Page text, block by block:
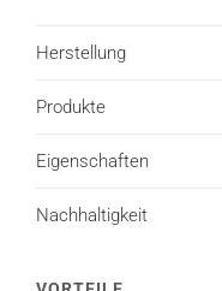
Herstellung
Produkte
Eigenschaften
Nachhaltigkeit